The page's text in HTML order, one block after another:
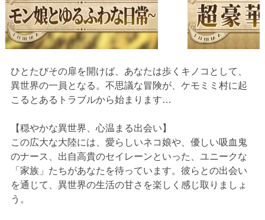
ひとたびその扉を開けば、あなたは歩くキノコとして、
異世界の一員となる。不思議な冒険が、ケモミミ村に起
こるとあるトラブルから始まります…
【穏やかな異世界、心温まる出会い】
この広大な大陸には、愛らしいネコ娘や、優しい吸血鬼
のナース、出自高貴のセイレーンといった、ユニークな
「家族」たちがあなたを待っています。彼らとの出会い
を通じて、異世界の生活の甘さを楽しく感じ取りましょ
う。